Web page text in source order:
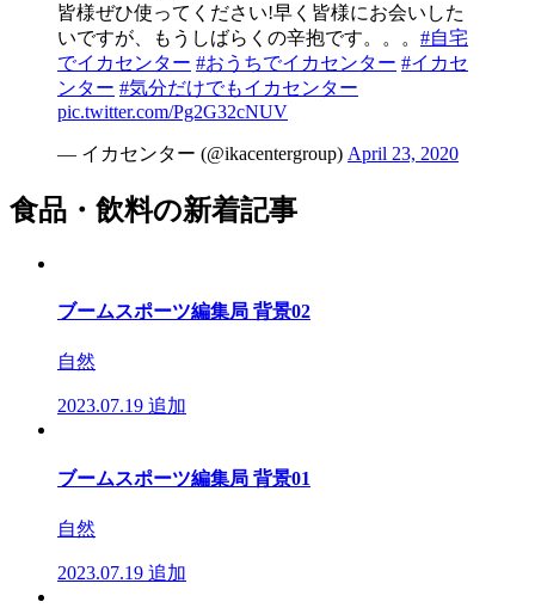
皆様ぜひ使ってください!早く皆様にお会いした
いですが、もうしばらくの辛抱です。。。 #自宅
でイカセンター #おうちでイカセンター #イカセ
ンター #気分だけでもイカセンター
pic.twitter.com/Pg2G32cNUV
— イカセンター (@ikacentergroup) April 23, 2020
食品・飲料の新着記事
ブームスポーツ編集局 背景02
自然
2023.07.19 追加
ブームスポーツ編集局 背景01
自然
2023.07.19 追加